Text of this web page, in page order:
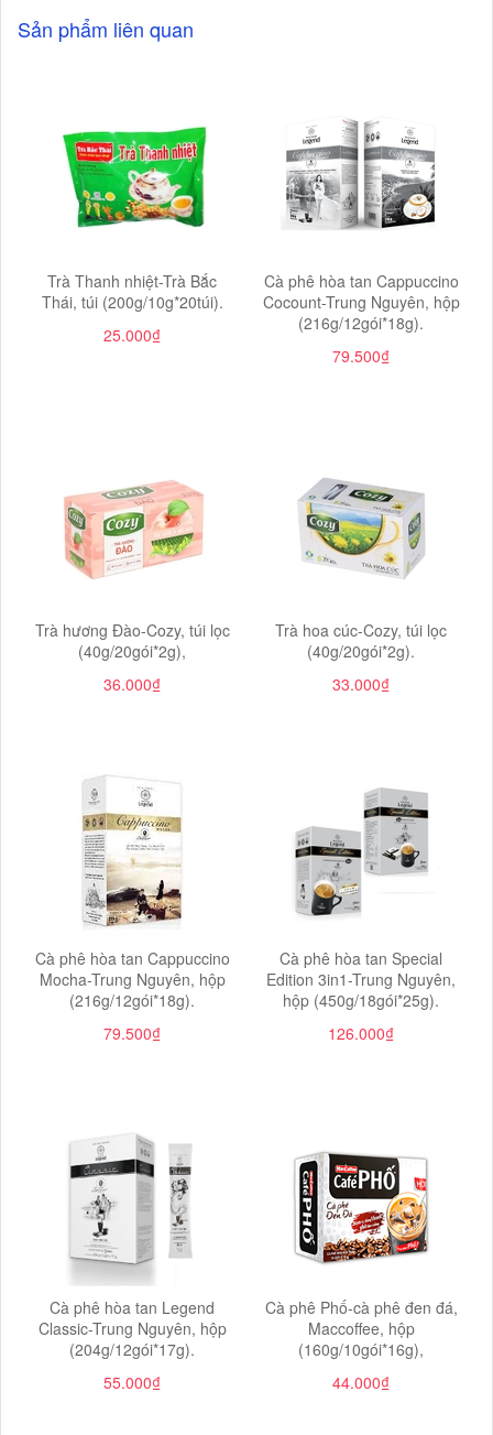
Sản phẩm liên quan
​​​​​​​Trà Thanh nhiệt-Trà Bắc
Thái, túi (200g/10g*20túi).
25.000₫
Cà phê hòa tan Cappuccino
Cocount-Trung Nguyên, hộp
(216g/12gói*18g).
79.500₫
Trà hương Đào-Cozy, túi lọc
(40g/20gói*2g),
36.000₫
Trà hoa cúc-Cozy, túi lọc
(40g/20gói*2g).
33.000₫
Cà phê hòa tan Cappuccino
Mocha-Trung Nguyên, hộp
(216g/12gói*18g).
79.500₫
Cà phê hòa tan Special
Edition 3in1-Trung Nguyên,
hộp (450g/18gói*25g).
126.000₫
Cà phê hòa tan Legend
Classic-Trung Nguyên, hộp
(204g/12gói*17g).
55.000₫
Cà phê Phố-cà phê đen đá,
Maccoffee, hộp
(160g/10gói*16g),
44.000₫